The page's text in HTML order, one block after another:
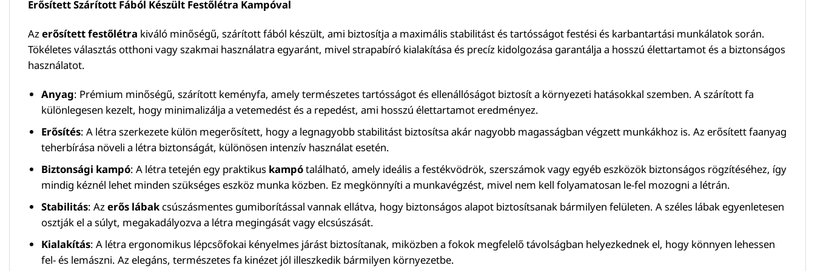
Erősített Szárított Fából Készült Festőlétra Kampóval
Azerősített festőlétra kiváló minőségű, szárított fából készült, ami biztosítja a maximális stabilitást és tartósságot festési és karbantartási munkálatok során.
Tökéletes választás otthoni vagy szakmai használatra egyaránt, mivel strapabíró kialakítása és precíz kidolgozása garantálja a hosszú élettartamot és a biztonságos
használatot.
Anyag: Prémium minőségű, szárított keményfa, amely természetes tartósságot és ellenállóságot biztosít a környezeti hatásokkal szemben. A szárított fa
különlegesen kezelt, hogy minimalizálja a vetemedést és a repedést, ami hosszú élettartamot eredményez.
Erősítés: A létra szerkezete külön megerősített, hogy a legnagyobb stabilitást biztosítsa akár nagyobb magasságban végzett munkákhoz is. Az erősített faanyag
teherbírása növeli a létra biztonságát, különösen intenzív használat esetén.
Biztonsági kampó: A létra tetején egy praktikus kampótalálható, amely ideális a festékvödrök, szerszámok vagy egyéb eszközök biztonságos rögzítéséhez, így
mindig kéznél lehet minden szükséges eszköz munka közben. Ez megkönnyíti a munkavégzést, mivel nem kell folyamatosan le-fel mozogni a létrán.
Stabilitás: Azerős lábakcsúszásmentes gumiborítással vannak ellátva, hogy biztonságos alapot biztosítsanak bármilyen felületen. A széles lábak egyenletesen
osztják el a súlyt, megakadályozva a létra megingását vagy elcsúszását.
Kialakítás: A létra ergonomikus lépcsőfokai kényelmes járást biztosítanak, miközben a fokok megfelelő távolságban helyezkednek el, hogy könnyen lehessen
fel- és lemászni. Az elegáns, természetes fa kinézet jól illeszkedik bármilyen környezetbe.